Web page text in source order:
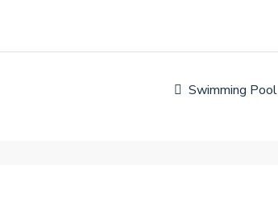
Swimming Pool